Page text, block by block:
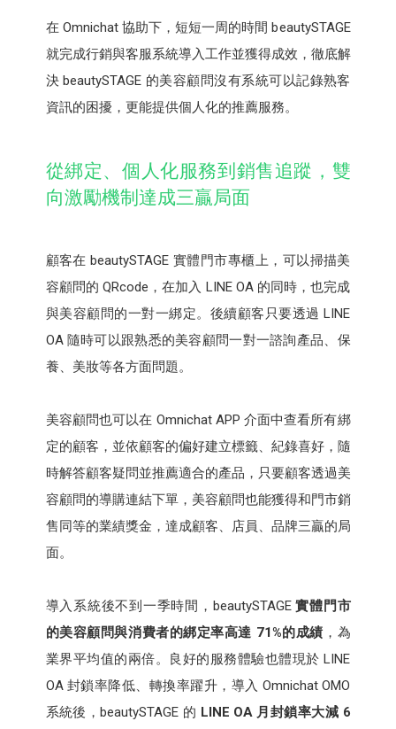
在 Omnichat 協助下，短短一周的時間 beautySTAGE
就完成行銷與客服系統導入工作並獲得成效，徹底解
決 beautySTAGE 的美容顧問沒有系統可以記錄熟客
資訊的困擾，更能提供個人化的推薦服務。
從綁定、個人化服務到銷售追蹤，雙
向激勵機制達成三贏局面
顧客在 beautySTAGE 實體門市專櫃上，可以掃描美
容顧問的 QRcode，在加入 LINE OA 的同時，也完成
與美容顧問的一對一綁定。後續顧客只要透過 LINE
OA 隨時可以跟熟悉的美容顧問一對一諮詢產品、保
養、美妝等各方面問題。
美容顧問也可以在 Omnichat APP 介面中查看所有綁
定的顧客，並依顧客的偏好建立標籤、紀錄喜好，隨
時解答顧客疑問並推薦適合的產品，只要顧客透過美
容顧問的導購連結下單，美容顧問也能獲得和門市銷
售同等的業績獎金，達成顧客、店員、品牌三贏的局
面。
導入系統後不到一季時間，beautySTAGE實體門市
的美容顧問與消費者的綁定率高達 71%的成績 ，為
業界平均值的兩倍。良好的服務體驗也體現於 LINE
OA 封鎖率降低、轉換率躍升，導入 Omnichat OMO
系統後，beautySTAGE 的 LINE OA 月封鎖率大減 6